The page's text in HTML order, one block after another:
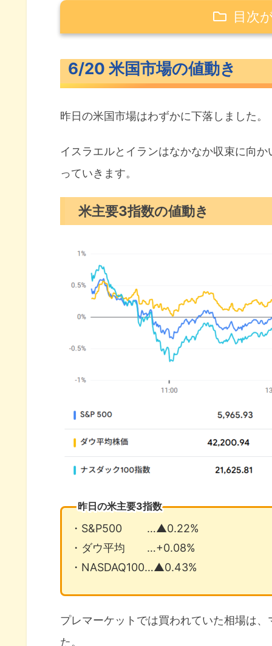
目次
米主要3指数の値動き
S&P500ヒートマップ
セクター別パフォーマンス
S&P500チャート分析
米国市場のトピックス
トランプ大統領イランとの交渉
6月の注目イベントについて
6/20 米国市場の値動き
昨日の米国市場はわずかに下落しました。
イスラエルとイランはなかなか収束に向
っていきます。
米主要3指数の値動き
昨日の米主要3指数
・S&P500 …▲0.22%
・ダウ平均 …+0.08%
・NASDAQ100…▲0.43%
プレマーケットでは買われていた相場は
た。